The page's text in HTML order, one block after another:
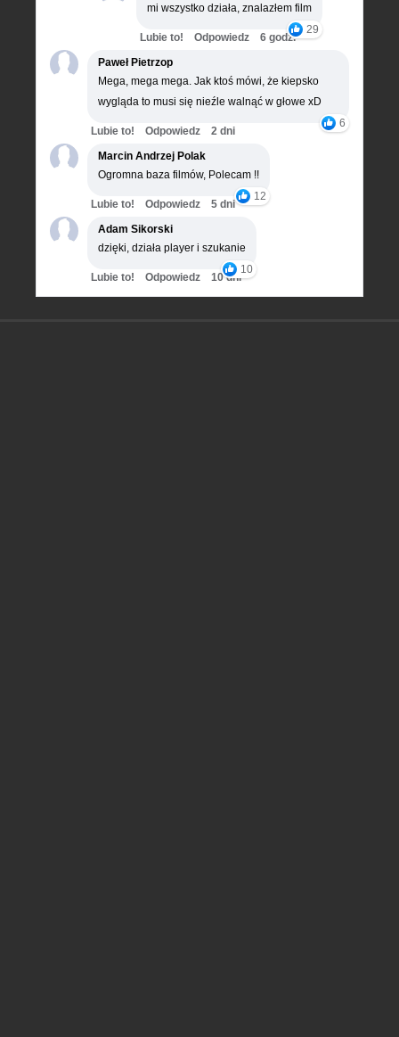
mi wszystko działa, znalazłem film
29
Lubie to! Odpowiedz
6 godz.
Paweł Pietrzop
Mega, mega mega. Jak ktoś mówi, że kiepsko
wygląda to musi się nieźle walnąć w głowe xD
6
Lubie to! Odpowiedz
2 dni
Marcin Andrzej Polak
Ogromna baza filmów, Polecam !!
12
Lubie to! Odpowiedz
5 dni
Adam Sikorski
dzięki, działa player i szukanie
10
Lubie to! Odpowiedz 10 dni